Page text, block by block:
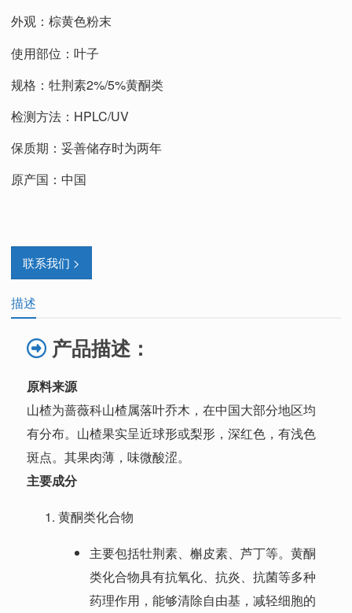
外观：棕黄色粉末
使用部位：叶子
规格：牡荆素2%/5%黄酮类
检测方法：HPLC/UV
保质期：妥善储存时为两年
原产国：中国
联系我们 >
描述
产品描述：
原料来源
山楂为蔷薇科山楂属落叶乔木，在中国大部分地区均
有分布。山楂果实呈近球形或梨形，深红色，有浅色
斑点。其果肉薄，味微酸涩。
主要成分
黄酮类化合物
主要包括牡荆素、槲皮素、芦丁等。黄酮
类化合物具有抗氧化、抗炎、抗菌等多种
药理作用，能够清除自由基，减轻细胞的